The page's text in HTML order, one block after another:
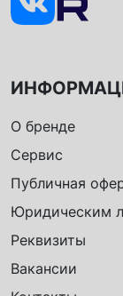
О бренде
Сервис
Публичная
Юридическим
Реквизиты
Вакансии